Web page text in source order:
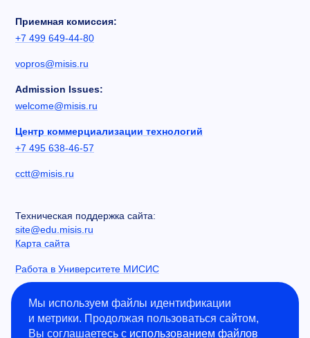
Приемная комиссия:
+7 499 649-44-80
vopros@misis.ru
Admission Issues:
welcome@misis.ru
Центр коммерциализации технологий
+7 495 638-46-57
cctt@misis.ru
Техническая поддержка сайта:
site@edu.misis.ru
Карта сайта
Работа в Университете МИСИС
Сведения об образовательной организации
Информация о закупках
Противодействие коррупции
Мы используем файлы идентификации
и метрики. Продолжая пользоваться сайтом,
Вы соглашаетесь с использованием файлов